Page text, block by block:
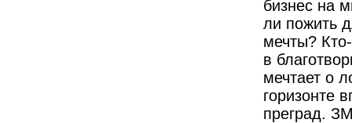
бизнес на
ли пожить
мечты?
в
мечтает о
горизонте
преград.